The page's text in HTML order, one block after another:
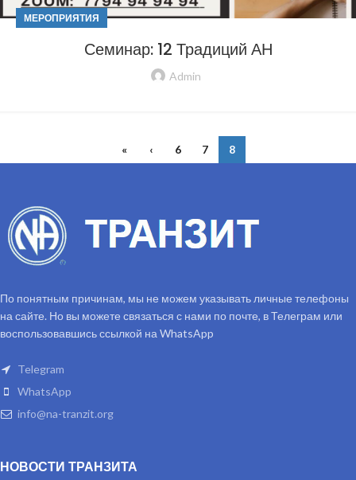
МЕРОПРИЯТИЯ
Семинар: 12 Традиций АН
Admin
« ‹ 6 7 8
По понятным причинам, мы не можем указывать личные телефоны
на сайте. Но вы можете связаться с нами по почте, в Телеграм или
воспользовавшись ссылкой на WhatsApp
Telegram
WhatsApp
info@na-tranzit.org
НОВОСТИ ТРАНЗИТА